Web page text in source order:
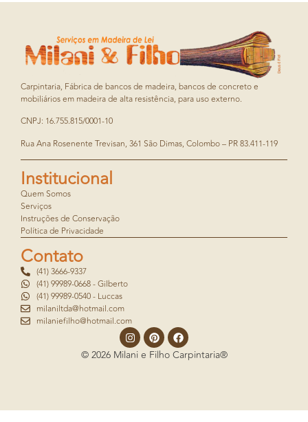
Carpintaria, Fábrica de bancos de madeira, bancos de concreto e
mobiliários em madeira de alta resistência, para uso externo.
CNPJ: 16.755.815/0001-10
Rua Ana Rosenente Trevisan, 361 São Dimas, Colombo – PR 83.411-119
Institucional
Quem Somos
Serviços
Instruções de Conservação
Política de Privacidade
Contato
(41) 3666-9337
(41) 99989-0668 - Gilberto
(41) 99989-0540 - Luccas
milaniltda@hotmail.com
milaniefilho@hotmail.com
© 2026 Milani e Filho Carpintaria®